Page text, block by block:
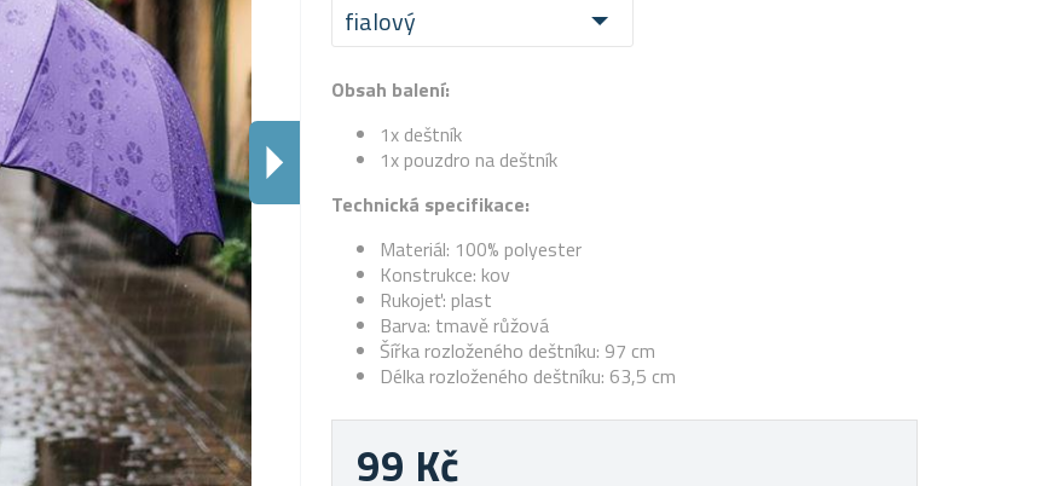
fialový
Obsah balení:
1x deštník
1x pouzdro na deštník
Technická specifikace:
Materiál: 100% polyester
Konstrukce: kov
Rukojeť: plast
Barva: tmavě růžová
Šířka rozloženého deštníku: 97 cm
Délka rozloženého deštníku: 63,5 cm
99 Kč